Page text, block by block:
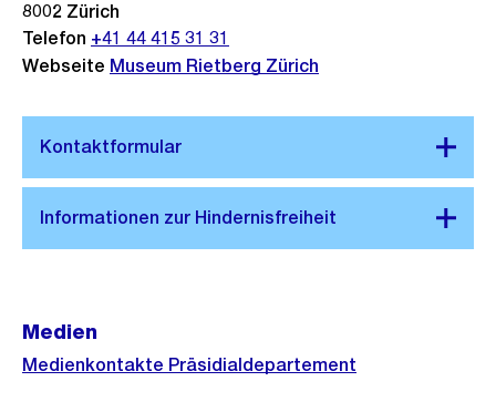
r
o
s
s
a
8002 Zürich
Telefon +41 44 415 31 31
Webseite Museum Rietberg Zürich
Medien
Medienkontakte Präsidialdepartement